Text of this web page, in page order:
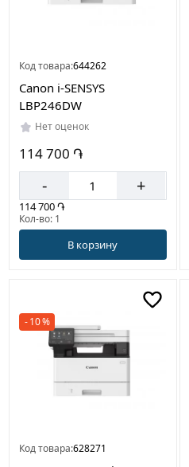
Код товара:644262
Canon i-SENSYS
LBP246DW
Нет оценок
114 700 ֏
- +
114 700 ֏
Кол-во: 1
В корзину
- 10 %
Код товара:628271